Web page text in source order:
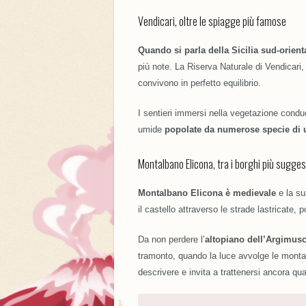
Vendicari, oltre le spiagge più famose
Quando si parla della Sicilia sud-
più note. La Riserva Naturale di
convivono in perfetto equilibrio.
I sentieri immersi nella vegetazione
umide popolate da numerose specie di
Montalbano Elicona, tra i borghi più
Montalbano Elicona è medievale e la
il castello attraverso le strade lastricate,
Da non perdere l’altopiano
tramonto, quando la luce avvolge le
descrivere e invita a trattenersi ancora